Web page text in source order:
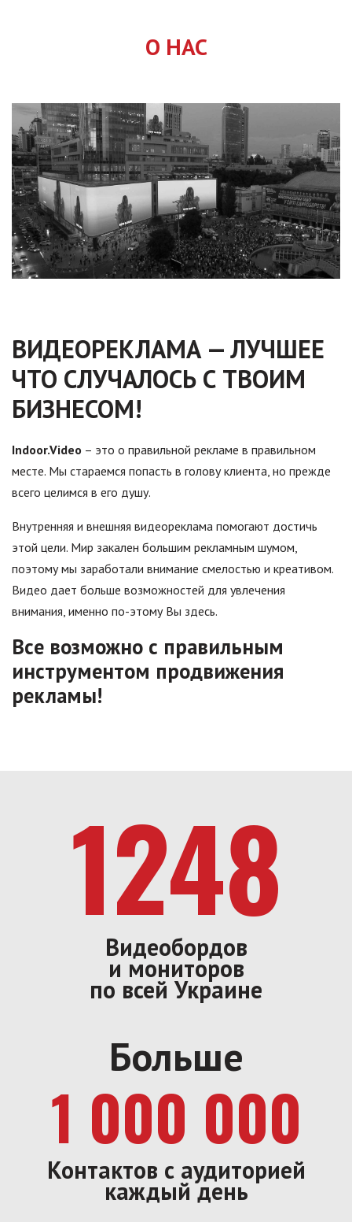
О НАС
ВИДЕОРЕКЛАМА — ЛУЧШЕЕ
ЧТО СЛУЧАЛОСЬ С ТВОИМ
БИЗНЕСОМ!
Indoor.Video – это о правильной рекламе в правильном
месте. Мы стараемся попасть в голову клиента, но прежде
всего целимся в его душу.
Внутренняя и внешняя видеореклама помогают достичь
этой цели. Мир закален большим рекламным шумом,
поэтому мы заработали внимание смелостью и креативом.
Видео дает больше возможностей для увлечения
внимания, именно по-этому Вы здесь.
Все возможно с правильным
инструментом продвижения
рекламы!
1248
Видеобордов
и мониторов
по всей Украине
Больше
1 000 000
Контактов с аудиторией
каждый день